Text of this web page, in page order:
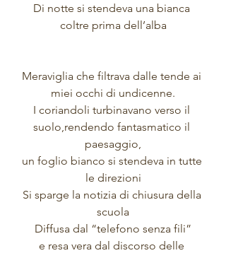
Di notte si stendeva una bianca
coltre prima dell’alba
Meraviglia che filtrava dalle tende ai
miei occhi di undicenne.
I coriandoli turbinavano verso il
suolo,rendendo fantasmatico il
paesaggio,
un foglio bianco si stendeva in tutte
le direzioni
Si sparge la notizia di chiusura della
scuola
Diffusa dal “telefono senza fili”
e resa vera dal discorso delle